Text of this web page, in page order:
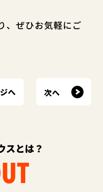
、ぜひお気軽にご
へ 次へ
スとは？